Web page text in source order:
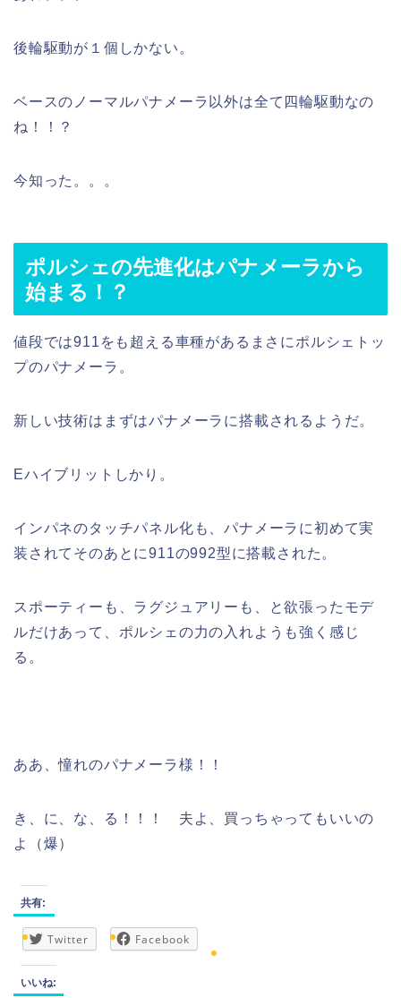
後輪駆動が１個しかない。
ベースのノーマルパナメーラ以外は全て四輪駆動なの
ね！！？
今知った。。。
ポルシェの先進化はパナメーラから
始まる！？
値段では911をも超える車種があるまさにポルシェトッ
プのパナメーラ。
新しい技術はまずはパナメーラに搭載されるようだ。
Eハイブリットしかり。
インパネのタッチパネル化も、パナメーラに初めて実
装されてそのあとに911の992型に搭載された。
スポーティーも、ラグジュアリーも、と欲張ったモデ
ルだけあって、ポルシェの力の入れようも強く感じ
る。
ああ、憧れのパナメーラ様！！
き、に、な、る！！！ 夫よ、買っちゃってもいいの
よ（爆）
共有:
Twitter Facebook
いいね: